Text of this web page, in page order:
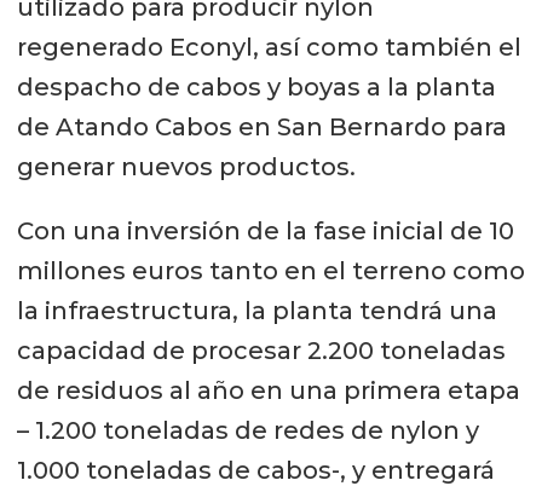
utilizado para producir nylon
regenerado Econyl, así como también el
despacho de cabos y boyas a la planta
de Atando Cabos en San Bernardo para
generar nuevos productos.
Con una inversión de la fase inicial de 10
millones euros tanto en el terreno como
la infraestructura, la planta tendrá una
capacidad de procesar 2.200 toneladas
de residuos al año en una primera etapa
– 1.200 toneladas de redes de nylon y
1.000 toneladas de cabos-, y entregará